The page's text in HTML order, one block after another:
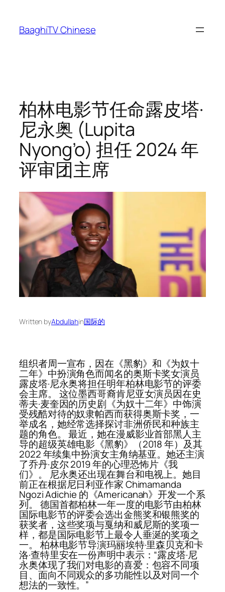
content
BaaghiTV Chinese
柏林电影节任命露皮塔·
尼永奥 (Lupita
Nyong’o) 担任 2024 年
评审团主席
Written byAbdullahin国际的
组织者周一宣布，因在《黑豹》和《为奴十
二年》中扮演角色而闻名的奥斯卡奖女演员
露皮塔·尼永奥将担任明年柏林电影节的评委
会主席。 这位墨西哥裔肯尼亚女演员因在史
蒂夫·麦奎因的历史剧《为奴十二年》中饰演
受残酷对待的奴隶帕西而获得奥斯卡奖，一
举成名，她经常选择探讨非洲侨民和种族主
题的角色。 最近，她在漫威影业首部黑人主
导的超级英雄电影《黑豹》（2018 年）及其
2022 年续集中扮演女主角纳基亚。她还主演
了乔丹·皮尔 2019 年的心理恐怖片《我
们》。 尼永奥还出现在舞台和电视上。她目
前正在根据尼日利亚作家 Chimamanda
Ngozi Adichie 的《Americanah》开发一个系
列。 德国首都柏林一年一度的电影节由柏林
国际电影节的评委会选出金熊奖和银熊奖的
获奖者，这些奖项与戛纳和威尼斯的奖项一
样，都是国际电影节上最令人垂涎​​的奖项之
一。 柏林电影节导演玛丽埃特·里森贝克和卡
洛·查特里安在一份声明中表示：“露皮塔·尼
永奥体现了我们对电影的喜爱：包容不同项
目、面向不同观众的多功能性以及对同一个
想法的一致性。”